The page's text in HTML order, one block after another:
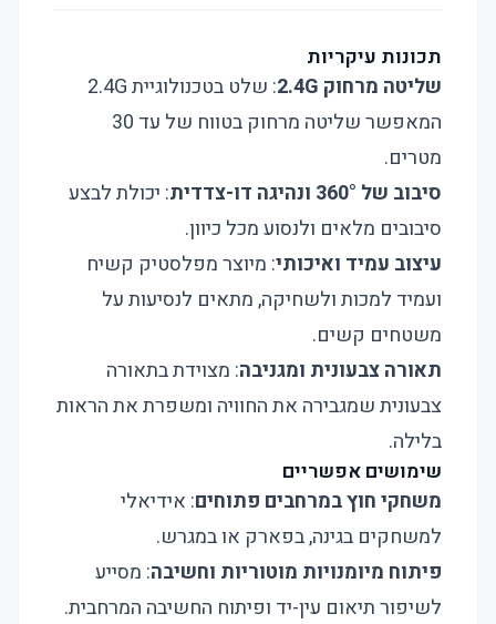
תכונות עיקריות
שליטה מרחוק 2.4G
: שלט בטכנולוגיית 2.4G
המאפשר שליטה מרחוק בטווח של עד 30
מטרים.
סיבוב של 360° ונהיגה דו-צדדית
: יכולת לבצע
סיבובים מלאים ולנסוע מכל כיוון.
עיצוב עמיד ואיכותי: מיוצר מפלסטיק קשיח
ועמיד למכות ולשחיקה, מתאים לנסיעות על
משטחים קשים.
תאורה צבעונית ומגניבה: מצוידת בתאורה
צבעונית שמגבירה את החוויה ומשפרת את הראות
בלילה.
שימושים אפשריים
משחקי חוץ במרחבים פתוחים: אידיאלי
למשחקים בגינה, בפארק או במגרש.
פיתוח מיומנויות מוטוריות וחשיבה: מסייע
לשיפור תיאום עין-יד ופיתוח החשיבה המרחבית.